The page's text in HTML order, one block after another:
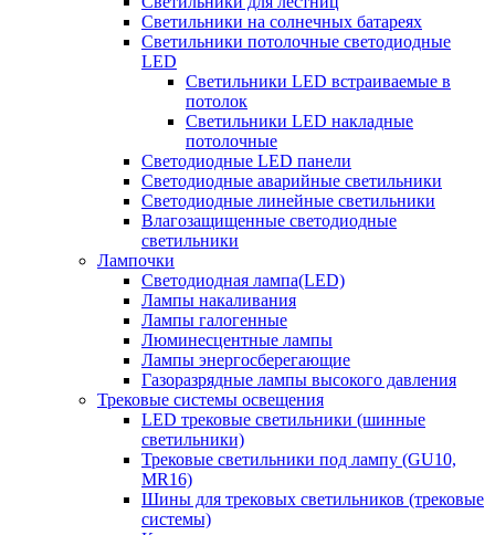
Светильники на солнечных батареях
Светильники потолочные светодиодные
LED
Cветильники LED встраиваемые в
потолок
Светильники LED накладные
потолочные
Светодиодные LED панели
Светодиодные аварийные светильники
Светодиодные линейные светильники
Влагозащищенные светодиодные
светильники
Лампочки
Светодиодная лампа(LED)
Лампы накаливания
Лампы галогенные
Люминесцентные лампы
Лампы энергосберегающие
Газоразрядные лампы высокого давления
Трековые системы освещения
LED трековые светильники (шинные
светильники)
Трековые светильники под лампу (GU10,
MR16)
Шины для трековых светильников (трековые
системы)